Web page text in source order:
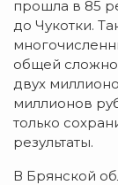
прошла в 85
до Чукотки.
общей
двух
миллионов
только
результаты.
В Брянской